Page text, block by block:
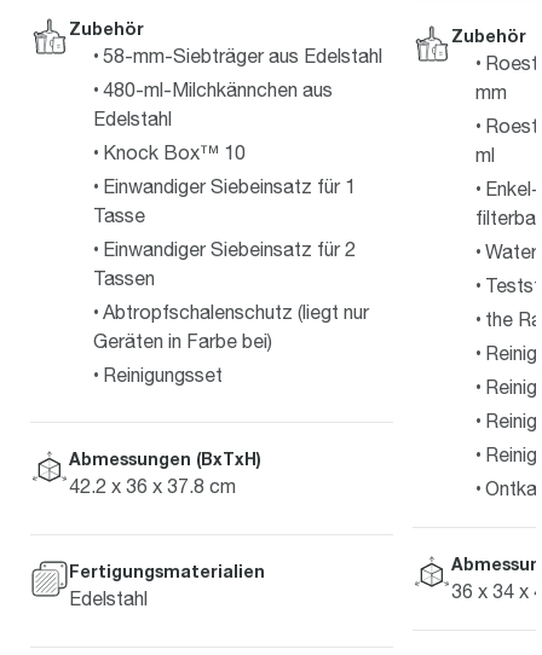
Zubehör
58-mm-Siebträger aus Edelstahl
480-ml-Milchkännchen aus
Edelstahl
Knock Box™ 10
Einwandiger Siebeinsatz für 1
Tasse
Einwandiger Siebeinsatz für 2
Tassen
Abtropfschalenschutz (liegt nur
Geräten in Farbe bei)
Reinigungsset
Abmessungen (BxTxH)
42.2 x 36 x 37.8 cm
Fertigungsmaterialien
Edelstahl
Zubehör
mm
ml
the
36 x 34 x